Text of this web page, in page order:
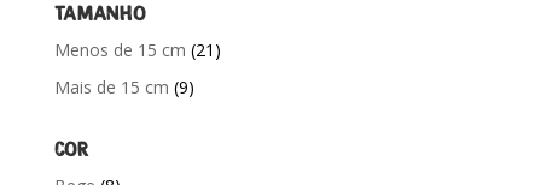
TAMANHO
Menos de 15 cm (21)
Mais de 15 cm (9)
COR